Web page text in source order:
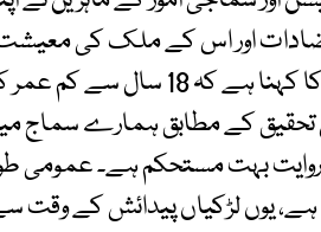
اور اس کے ملک کی معیشت
ان ماہرین کا کہنا ہے
تحقیق کے مطابق ہمارے سماج
بہت مستحکم ہے۔ عمومی طور
ہے، یوں لڑکیاں پیدائش کے